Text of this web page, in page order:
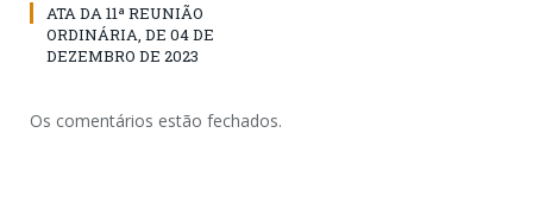
ATA DA 11ª REUNIÃO
ORDINÁRIA, DE 04 DE
DEZEMBRO DE 2023
Os comentários estão fechados.